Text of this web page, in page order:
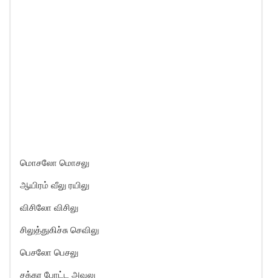
மொசலோ மொசலு
ஆயிரம் வீலு ரயிலு
விசிலோ விசிலு
சிலுத்துகிச்சு செவிலு
பெசலோ பெசலு
சக்கர போட்ட அவுலு